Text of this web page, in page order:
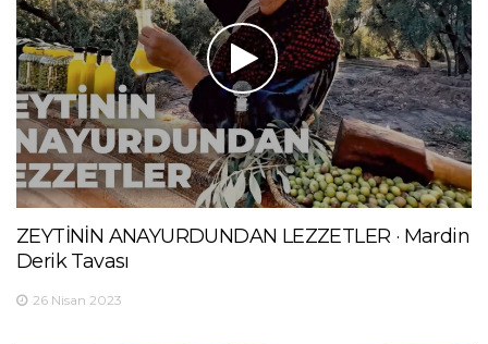
ZEYTİNİN ANAYURDUNDAN LEZZETLER · Mardin
Derik Tavası
26 Nisan 2023